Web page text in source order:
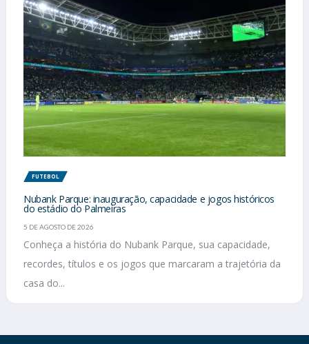
FUTEBOL
Nubank Parque: inauguração, capacidade e jogos históricos
do estádio do Palmeiras
5 DE AGOSTO DE 2026
Conheça a história do Nubank Parque, sua capacidade,
recordes, títulos e os jogos que marcaram a trajetória da
casa do...